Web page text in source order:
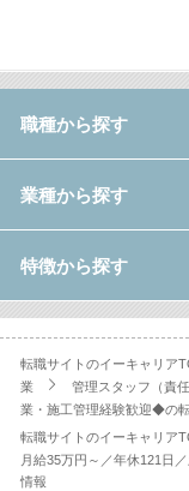
職種から探す
業種から探す
特徴から探す
転職サイトのイーキャリア
業
管理スタッフ（責
業・施工管理経験歓迎◆の
転職サイトのイーキャリア
月給35万円～／年休121日
情報